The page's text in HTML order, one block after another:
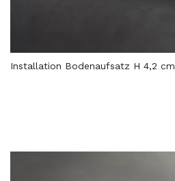
Installation Bodenaufsatz H 4,2 cm